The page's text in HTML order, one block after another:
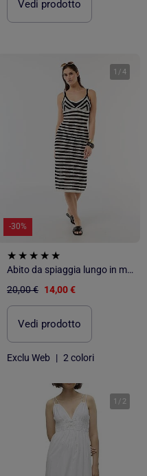
Vedi prodotto
1 /4
-30%
Abito da spiaggia lungo in maglia crochet
20,00 € 14,00 €
Vedi prodotto
Exclu Web | 2 colori
1 / 2